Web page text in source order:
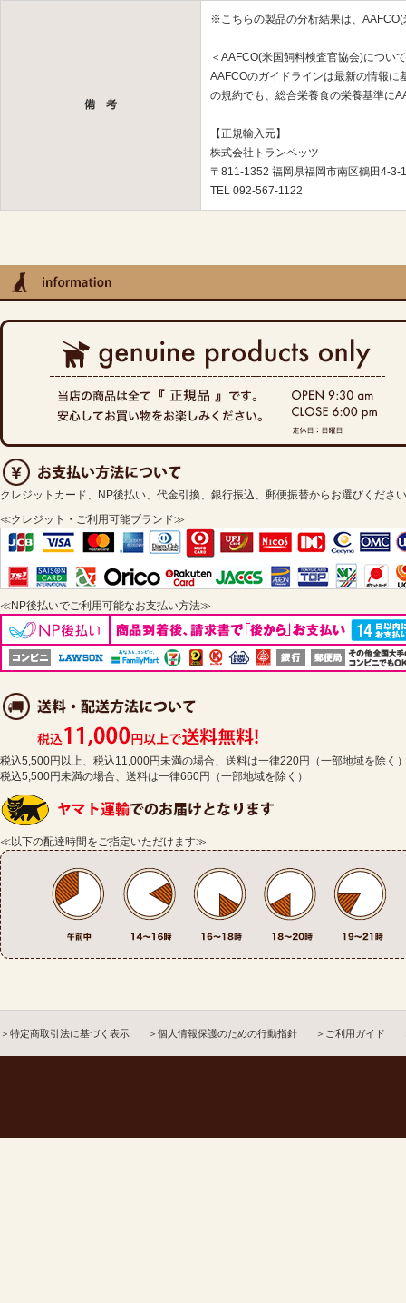
備 考
※こちらの製品の分析結果は、
＜AAFCO(米国飼料検査官協会)につい
AAFCOのガイドラインは最新の情報
の規約でも、総合栄養食の栄養基準に
【正規輸入元】
株式会社トランペッツ
〒811-1352 福岡県福岡市南区鶴田4-3-
TEL 092-567-1122
クレジットカード、NP後払い、代金引換、銀行振込、郵便振替からお選びくださ
≪クレジット・ご利用可能ブランド≫
≪NP後払いでご利用可能なお支払い方法≫
税込5,500円以上、税込11,000円未満の場合、送料は一律220円（一部地域を除く
税込5,500円未満の場合、送料は一律660円（一部地域を除く）
≪以下の配達時間をご指定いただけます≫
＞特定商取引法に基づく表示 ＞個人情報保護のための行動指針 ＞ご利用ガイド